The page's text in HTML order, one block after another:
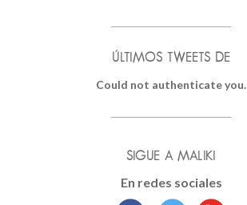
ÚLTIMOS TWEETS DE
Could not authenticate you.
SIGUE A MALIKI
En redes sociales